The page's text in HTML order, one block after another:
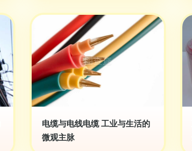
电缆与电线电缆 工业与生活的
微观主脉